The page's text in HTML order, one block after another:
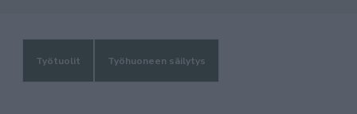
Työtuolit Työhuoneen säilytys